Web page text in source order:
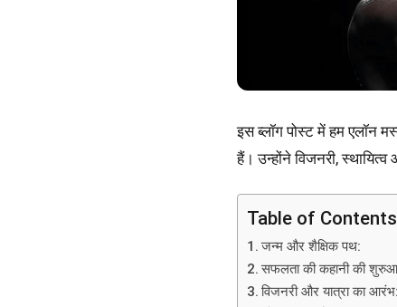
इस ब्लॉग पोस्ट में हम एलॉन
हैं। उन्होंने विजनरी, स्थायित्व
Table of Contents
जन्म और शैक्षिक पथ:
सफलता की कहानी की
विजनरी और यात्रा का आरंभ: